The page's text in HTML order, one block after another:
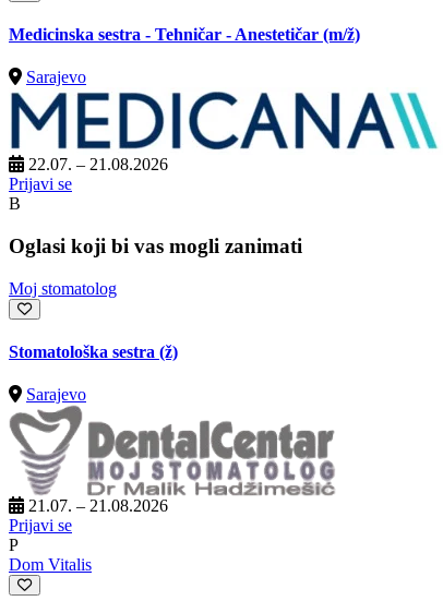
Medicinska sestra - Tehničar - Anestetičar (m/ž)
Sarajevo
22.07. – 21.08.2026
Prijavi se
B
Oglasi koji bi vas mogli zanimati
Moj stomatolog
Stomatološka sestra (ž)
Sarajevo
21.07. – 21.08.2026
Prijavi se
P
Dom Vitalis